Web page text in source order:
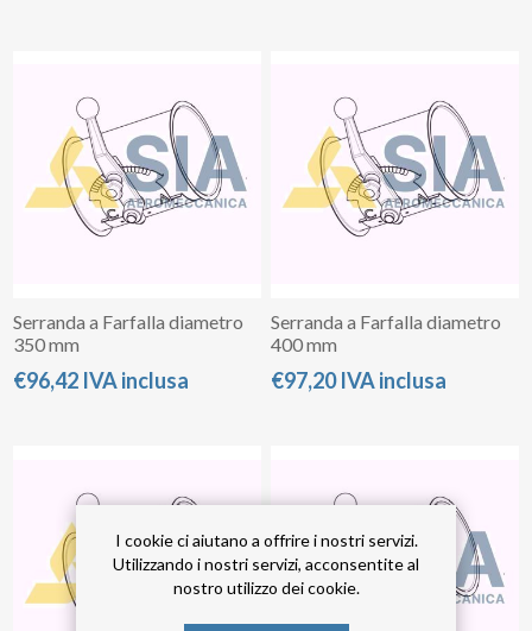
Serranda a Farfalla diametro
350 mm
€96,42 IVA inclusa
Serranda a Farfalla diametro
400 mm
€97,20 IVA inclusa
I cookie ci aiutano a offrire i nostri servizi.
Utilizzando i nostri servizi, acconsentite al
nostro utilizzo dei cookie.